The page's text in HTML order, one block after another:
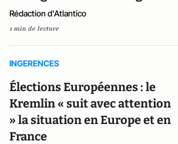
Rédaction d'Atlantico
1 min de lecture
INGERENCES
Élections Européennes : le
Kremlin « suit avec attention
» la situation en Europe et en
France